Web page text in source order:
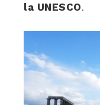
la UNESCO.